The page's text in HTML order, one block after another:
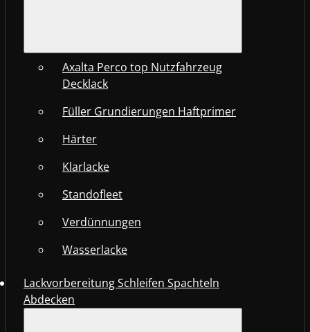
Axalta Perco top Nutzfahrzeug
Decklack
Füller Grundierungen Haftprimer
Härter
Klarlacke
Standofleet
Verdünnungen
Wasserlacke
Lackvorbereitung Schleifen Spachteln
Abdecken